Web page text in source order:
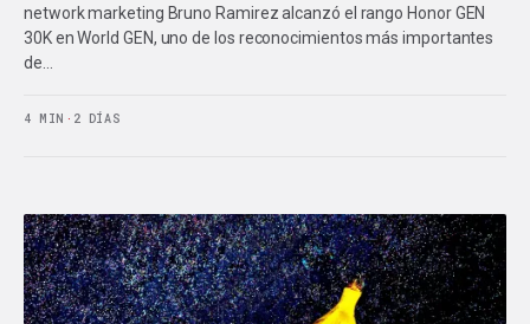
network marketing Bruno Ramirez alcanzó el rango Honor GEN
30K en World GEN, uno de los reconocimientos más importantes
de…
4 MIN · 2 DÍAS